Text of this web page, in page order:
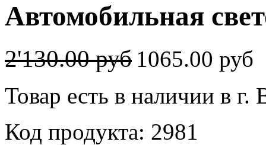
Автомобильная
2'130.00 руб 1065.00 руб
Товар есть в наличии в г.
Код продукта: 2981